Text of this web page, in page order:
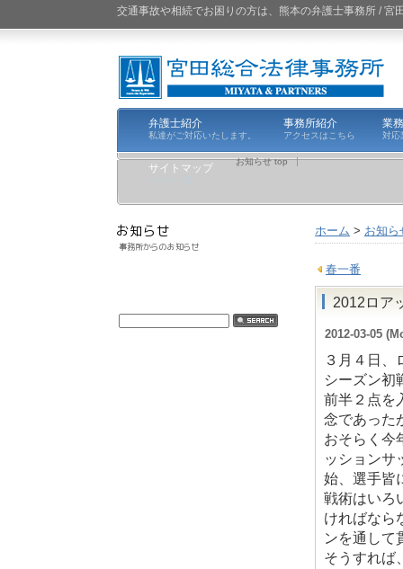
交通事故や相続でお困りの方は、熊本の弁護士事務所 / 宮
弁護士紹介
私達がご対応いたします。
事務所紹介
アクセスはこちら
業
対応
サイトマップ
お知らせ top
ホーム > お知ら
春一番
2012ロア
2012-03-05
３月４日、
シーズン初
前半２点を
念であった
おそらく今
ッションサ
始、選手皆
戦術はいろ
ければなら
ンを通して
そうすれば